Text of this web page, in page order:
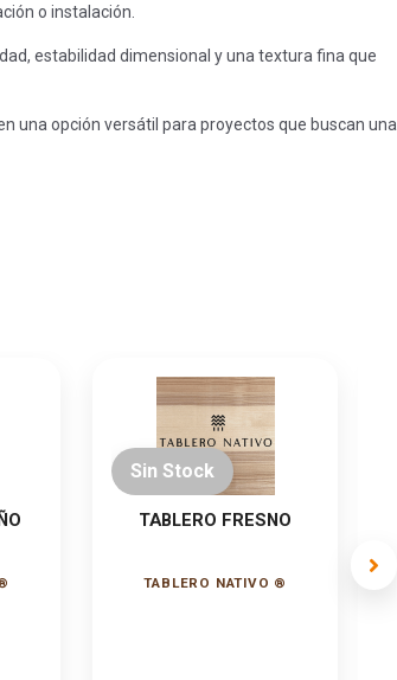
o instalación.
estabilidad dimensional y una textura fina que
una opción versátil para proyectos que buscan una
Sin Stock
TABLERO FRESNO
TABLERO NATIVO ®